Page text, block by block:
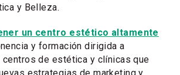
y Belleza.
un centro estético altamente
y formación dirigida a
de estética y clínicas que
estrategias de marketing y